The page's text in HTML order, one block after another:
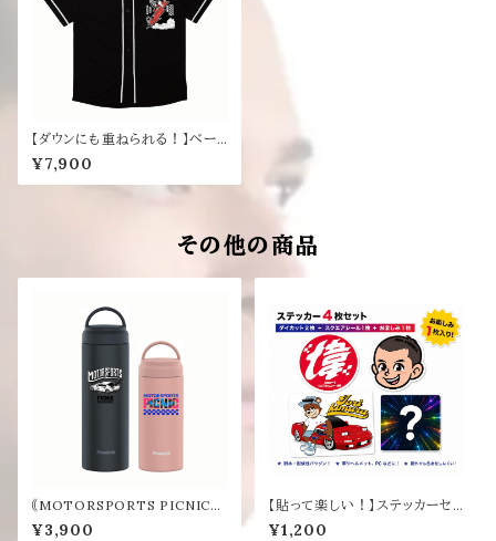
【ダウンにも重ねられる！】べー
スボールシャツ
¥7,900
その他の商品
｟MOTORSPORTS PICNIC｠
スクリューマグボトル
¥3,900
【貼って楽しい！】ステッカーセッ
ト４枚
¥1,200